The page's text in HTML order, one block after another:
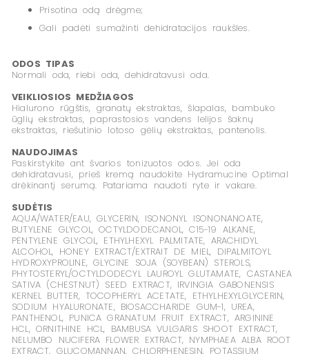
Prisotina odą drėgme;
Gali padėti sumažinti dehidratacijos raukšles.
ODOS TIPAS
Normali oda, riebi oda, dehidratavusi oda.
VEIKLIOSIOS MEDŽIAGOS
Hialurono rūgštis, granatų ekstraktas, šlapalas, bambuko
ūglių ekstraktas, paprastosios vandens lelijos šaknų
ekstraktas, riešutinio lotoso gėlių ekstraktas, pantenolis.
NAUDOJIMAS
Paskirstykite ant švarios tonizuotos odos. Jei oda
dehidratavusi, prieš kremą naudokite Hydramucine Optimal
drėkinantį serumą. Patariama naudoti ryte ir vakare.
SUDĖTIS
AQUA/WATER/EAU, GLYCERIN, ISONONYL ISONONANOATE,
BUTYLENE GLYCOL, OCTYLDODECANOL, C15-19 ALKANE,
PENTYLENE GLYCOL, ETHYLHEXYL PALMITATE, ARACHIDYL
ALCOHOL, HONEY EXTRACT/EXTRAIT DE MIEL, DIPALMITOYL
HYDROXYPROLINE, GLYCINE SOJA (SOYBEAN) STEROLS,
PHYTOSTERYL/OCTYLDODECYL LAUROYL GLUTAMATE, CASTANEA
SATIVA (CHESTNUT) SEED EXTRACT, IRVINGIA GABONENSIS
KERNEL BUTTER, TOCOPHERYL ACETATE, ETHYLHEXYLGLYCERIN,
SODIUM HYALURONATE, BIOSACCHARIDE GUM-1, UREA,
PANTHENOL, PUNICA GRANATUM FRUIT EXTRACT, ARGININE
HCL, ORNITHINE HCL, BAMBUSA VULGARIS SHOOT EXTRACT,
NELUMBO NUCIFERA FLOWER EXTRACT, NYMPHAEA ALBA ROOT
EXTRACT, GLUCOMANNAN, CHLORPHENESIN, POTASSIUM